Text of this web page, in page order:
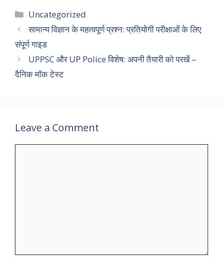
e
b
o
o
k
to
d
n
ai
l e
Categories
Uncategorized
सामान्य विज्ञान के महत्वपूर्ण प्रश्न: प्रतियोगी परीक्षाओं के लिए
संपूर्ण गाइड
UPPSC और UP Police विशेष: अपनी तैयारी को परखें –
दैनिक मॉक टेस्ट
Leave a Comment